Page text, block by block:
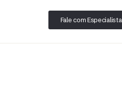
Fale com Especialista